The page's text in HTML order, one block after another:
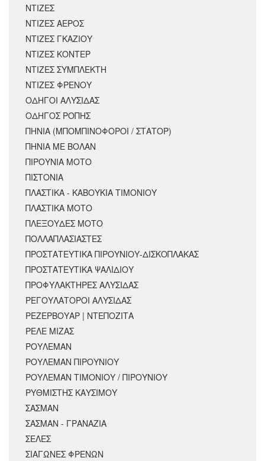
ΝΤΙΖΕΣ
ΝΤΙΖΕΣ ΑΕΡΟΣ
ΝΤΙΖΕΣ ΓΚΑΖΙΟΥ
ΝΤΙΖΕΣ ΚΟΝΤΕΡ
ΝΤΙΖΕΣ ΣΥΜΠΛΕΚΤΗ
ΝΤΙΖΕΣ ΦΡΕΝΟΥ
ΟΔΗΓΟΙ ΑΛΥΣΙΔΑΣ
ΟΔΗΓΟΣ ΡΟΠΗΣ
ΠΗΝΙΑ (ΜΠΟΜΠΙΝΟΦΟΡΟΙ / ΣΤΑΤΟΡ)
ΠΗΝΙΑ ΜΕ ΒΟΛΑΝ
ΠΙΡΟΥΝΙΑ ΜΟΤΟ
ΠΙΣΤΟΝΙΑ
ΠΛΑΣΤΙΚΑ - ΚΑΒΟΥΚΙΑ ΤΙΜΟΝΙΟΥ
ΠΛΑΣΤΙΚΑ ΜΟΤΟ
ΠΛΕΞΟΥΔΕΣ ΜΟΤΟ
ΠΟΛΛΑΠΛΑΣΙΑΣΤΕΣ
ΠΡΟΣΤΑΤΕΥΤΙΚΑ ΠΙΡΟΥΝΙΟΥ-ΔΙΣΚΟΠΛΑΚΑΣ
ΠΡΟΣΤΑΤΕΥΤΙΚΑ ΨΑΛΙΔΙΟΥ
ΠΡΟΦΥΛΑΚΤΗΡΕΣ ΑΛΥΣΙΔΑΣ
ΡΕΓΟΥΛΑΤΟΡΟΙ ΑΛΥΣΙΔΑΣ
ΡΕΖΕΡΒΟΥΑΡ | ΝΤΕΠΟΖΙΤΑ
ΡΕΛΕ ΜΙΖΑΣ
ΡΟΥΛΕΜΑΝ
ΡΟΥΛΕΜΑΝ ΠΙΡΟΥΝΙΟΥ
ΡΟΥΛΕΜΑΝ ΤΙΜΟΝΙΟΥ / ΠΙΡΟΥΝΙΟΥ
ΡΥΘΜΙΣΤΗΣ ΚΑΥΣΙΜΟΥ
ΣΑΣΜΑΝ
ΣΑΣΜΑΝ - ΓΡΑΝΑΖΙΑ
ΣΕΛΕΣ
ΣΙΑΓΩΝΕΣ ΦΡΕΝΩΝ